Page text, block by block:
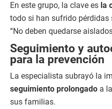
En este grupo, la clave es la
todo si han sufrido
“No deben quedarse
Seguimiento y
para la prevención
La especialista subrayó la
seguimiento prolongado a
sus familias.